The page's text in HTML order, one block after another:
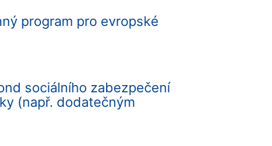
program pro evropské
sociálního zabezpečení
(např. dodatečným